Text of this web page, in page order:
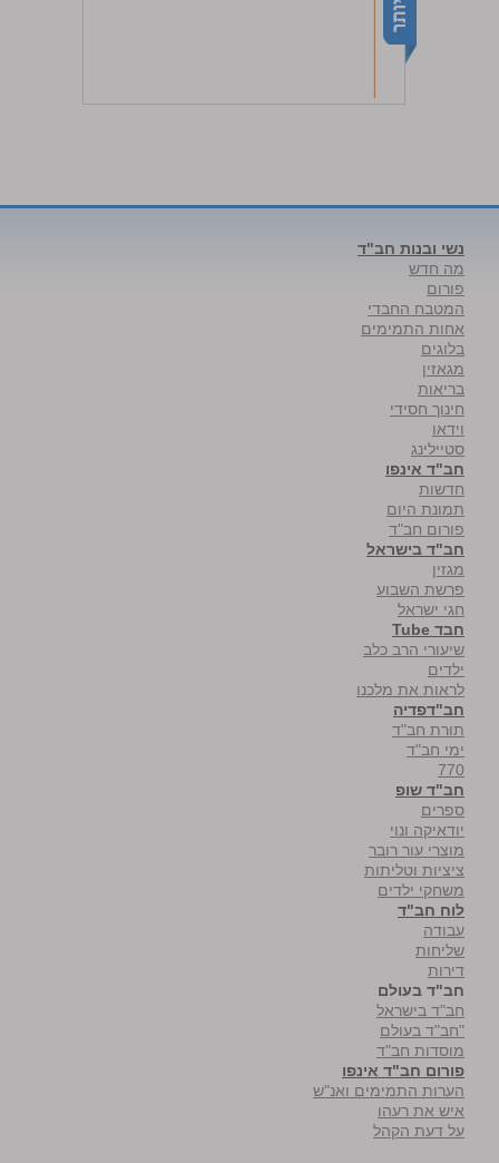
נשי ובנות חב"ד
מה חדש
פורום
המטבח החבדי
אחות התמימים
בלוגים
מגאזין
בריאות
חינוך חסידי
וידאו
סטיילינג
חב"ד אינפו
חדשות
תמונת היום
פורום חב"ד
חב"ד בישראל
מגזין
פרשת השבוע
חגי ישראל
חבד Tube
שיעורי הרב כלב
ילדים
לראות את מלכנו
חב"דפדיה
תורת חב"ד
ימי חב"ד
770
חב"ד שופ
ספרים
יודאיקה ונוי
מוצרי עור רובר
ציציות וטליתות
משחקי ילדים
לוח חב"ד
עבודה
שליחות
דירות
חב"ד בעולם
חב"ד בישראל
"חב"ד בעולם
מוסדות חב"ד
פורום חב"ד אינפו
הערות התמימים ואנ"ש
איש את רעהו
על דעת הקהל